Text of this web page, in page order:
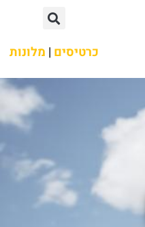
כרטיסים | מלונות